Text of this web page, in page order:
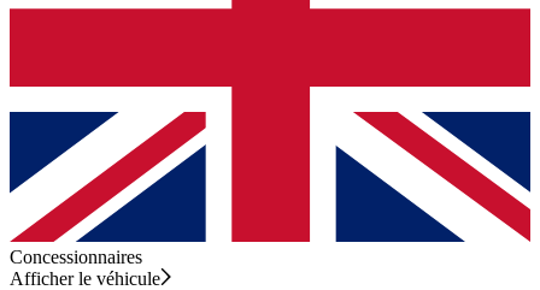
Concessionnaires
Afficher le véhicule